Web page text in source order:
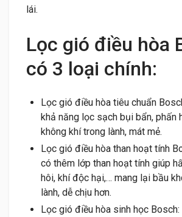
lái.
Lọc gió điều hòa
có 3 loại chính:
Lọc gió điều hòa tiêu chuẩn
khả năng lọc sạch bụi bẩn, phấn
không khí trong lành, mát mẻ.
Lọc gió điều hòa than hoạt tính
có thêm lớp than hoạt tính giúp
hôi, khí độc hại,… mang lại bầu
lành, dễ chịu hơn.
Lọc gió điều hòa sinh học